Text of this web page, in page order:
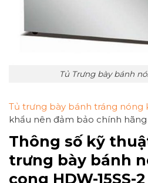
Tủ Trưng bày bánh
Tủ trưng bày bánh tráng nóng
khẩu nên đảm bảo chính
Thông số kỹ
trưng bày bánh
cong HDW-15SS-2